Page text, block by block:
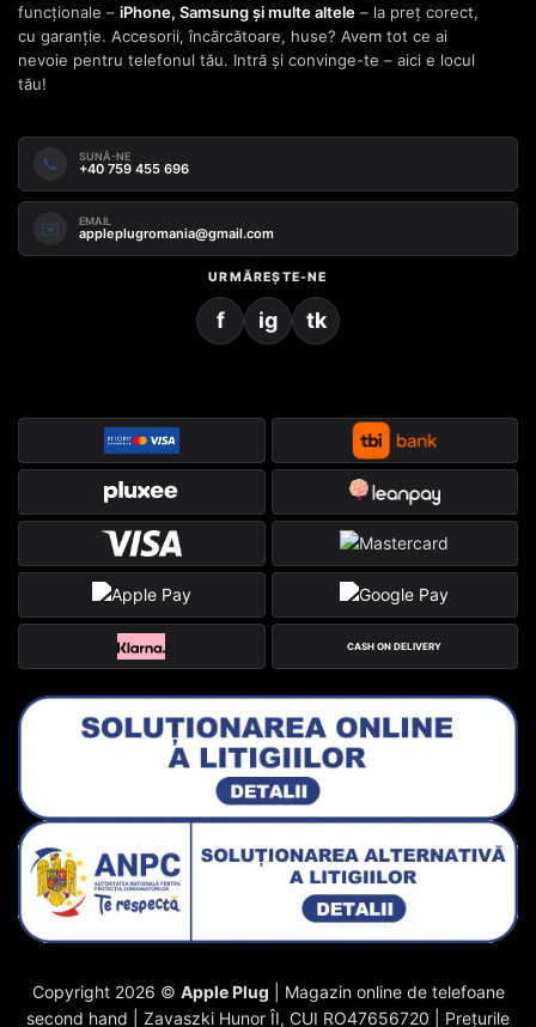
funcționale – iPhone, Samsung și multe altele – la preț corect,
cu garanție. Accesorii, încărcătoare, huse? Avem tot ce ai
nevoie pentru telefonul tău. Intră și convinge-te – aici e locul
tău!
📞 SUNĂ-NE
+40 759 455 696
✉️ EMAIL
appleplugromania@gmail.com
URMĂREȘTE-NE
f ig tk
CASH ON DELIVERY
Copyright 2026 © Apple Plug | Magazin online de telefoane
second hand | Zavaszki Hunor ÎI, CUI RO47656720 | Prețurile